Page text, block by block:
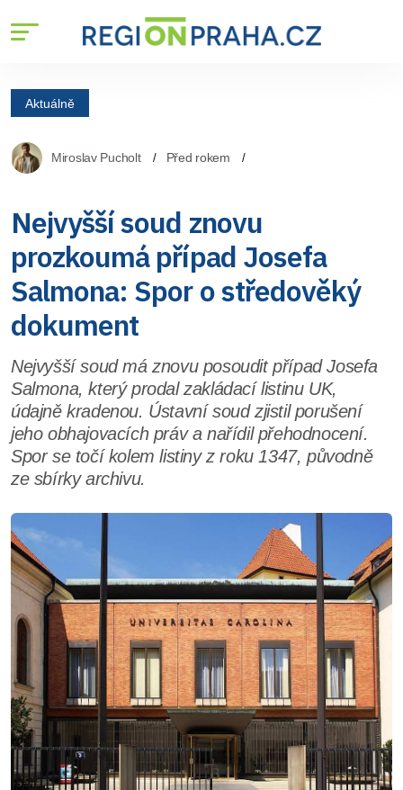
Aktuálně
Miroslav Pucholt Před rokem
Nejvyšší soud znovu
prozkoumá případ Josefa
Salmona: Spor o středověký
dokument
Nejvyšší soud má znovu posoudit případ Josefa
Salmona, který prodal zakládací listinu UK,
údajně kradenou. Ústavní soud zjistil porušení
jeho obhajovacích práv a nařídil přehodnocení.
Spor se točí kolem listiny z roku 1347, původně
ze sbírky archivu.